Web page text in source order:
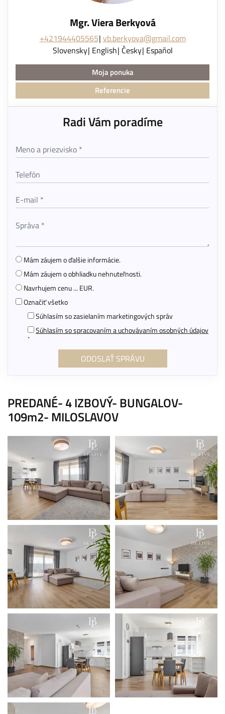
PREDANÉ- 4 IZBOVÝ- BUNGALOV-
109m2- MILOSLAVOV
Mgr. Viera Berkyová
+421944405565 vb.berkyova@gmail.com
Slovensky English Česky Español
Moja ponuka
Referencie
Radi Vám poradíme
Mám záujem o ďalšie informácie.
Mám záujem o obhliadku nehnuteľnosti.
Navrhujem cenu ... EUR.
Označiť všetko
Súhlasím so zasielaním marketingových správ
Súhlasím so spracovaním a uchovávaním osobných údajov
*